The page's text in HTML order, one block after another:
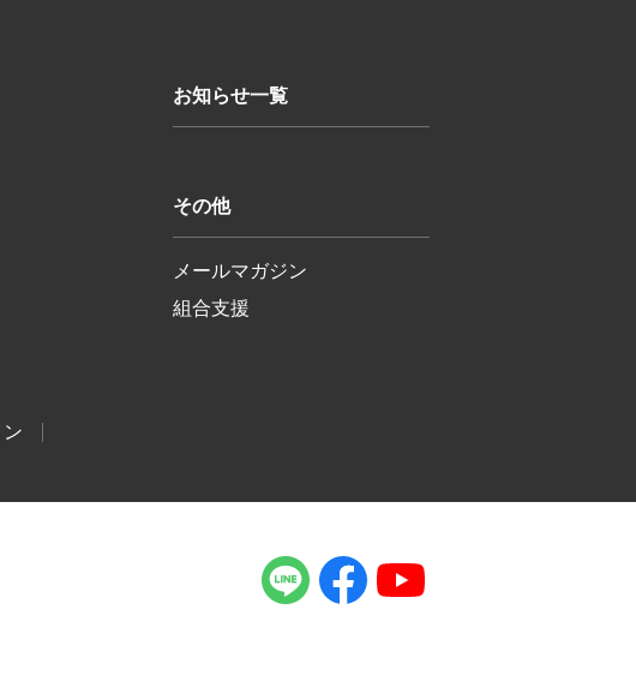
お知らせ一覧
その他
メールマガジン
組合支援